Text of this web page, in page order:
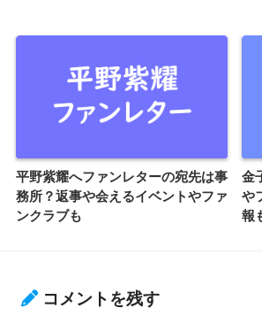
平野紫耀へファンレターの宛先は事
務所？返事や会えるイベントやファ
ンクラブも
金
や
報
コメントを残す